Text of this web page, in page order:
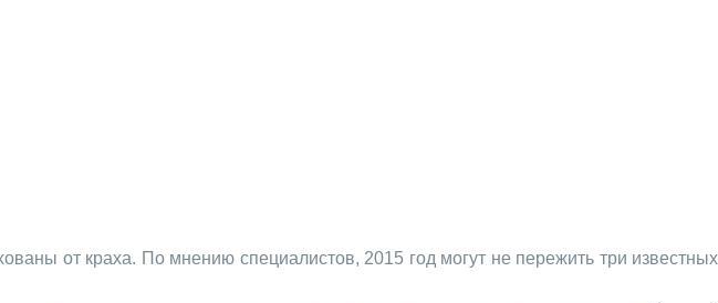
от краха. По мнению специалистов, 2015 год могут не пережить три известных